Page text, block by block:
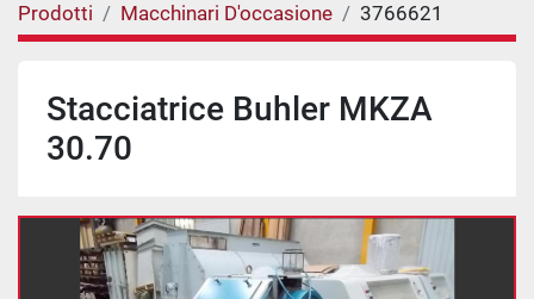
Prodotti Macchinari D'occasione 3766621
Stacciatrice Buhler MKZA
30.70